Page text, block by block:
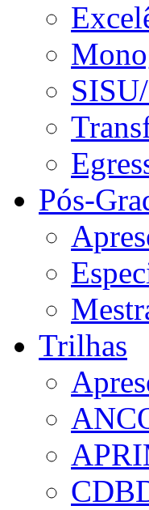
Pós-
Trilhas